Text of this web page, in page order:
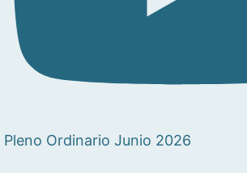
Pleno Ordinario Junio 2026